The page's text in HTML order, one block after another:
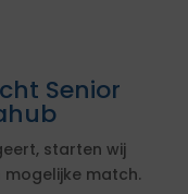
Senior
starten wij
match.